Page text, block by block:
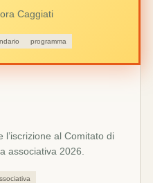
Caggiati
programma
al Comitato di
associativa 2026.